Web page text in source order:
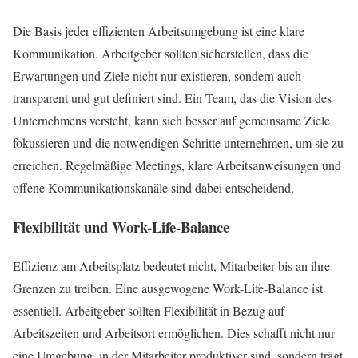
Die Basis jeder effizienten Arbeitsumgebung ist eine klare
Kommunikation. Arbeitgeber sollten sicherstellen, dass die
Erwartungen und Ziele nicht nur existieren, sondern auch
transparent und gut definiert sind. Ein Team, das die Vision des
Unternehmens versteht, kann sich besser auf gemeinsame Ziele
fokussieren und die notwendigen Schritte unternehmen, um sie zu
erreichen. Regelmäßige Meetings, klare Arbeitsanweisungen und
offene Kommunikationskanäle sind dabei entscheidend.
Flexibilität und Work-Life-Balance
Effizienz am Arbeitsplatz bedeutet nicht, Mitarbeiter bis an ihre
Grenzen zu treiben. Eine ausgewogene Work-Life-Balance ist
essentiell. Arbeitgeber sollten Flexibilität in Bezug auf
Arbeitszeiten und Arbeitsort ermöglichen. Dies schafft nicht nur